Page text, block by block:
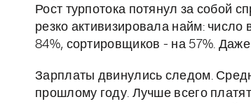
Рост турпотока потянул за собой
резко активизировала найм:
84%, сортировщиков - на 57%.
Зарплаты двинулись следом.
прошлому году. Лучше всего